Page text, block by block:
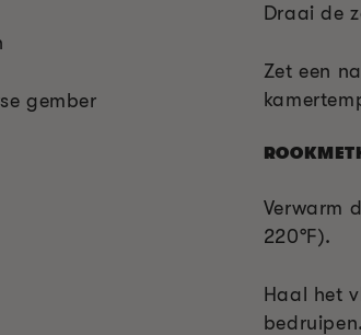
gember
Draai de
Zet een
Verwarm
220°F).
Haal het
bedruipen.